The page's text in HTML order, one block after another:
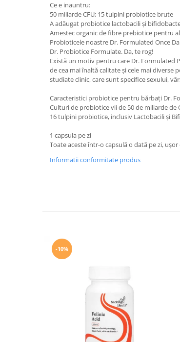
Ce e inauntru:
50 miliarde CFU; 15 tulpini probiotice brute
A adăugat probiotice lactobacili și
Amestec organic de fibre prebiotice pentru
Probioticele noastre Dr. Formulated Once
Dr. Probiotice Formulate. Da, te rog!
Există un motiv pentru care Dr. Formulated
de cea mai înaltă calitate și cele mai diverse
studiate clinic, care sunt specifice sexului,
Caracteristici probiotice pentru bărbați Dr.
Culturi de probiotice vii de 50 de miliarde de
16 tulpini probiotice, inclusiv Lactobacili și
1 capsula pe zi
Toate aceste într-o capsulă o dată pe zi,
Informatii conformitate produs
-10%